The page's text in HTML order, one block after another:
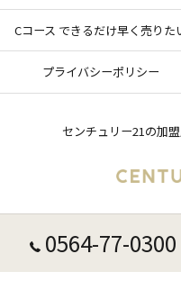
0564-77-0300
Cコース できるだけ早く売りた
プライバシーポリシー
センチュリー21の加
© 2026 愛知県岡崎市の不動産売却